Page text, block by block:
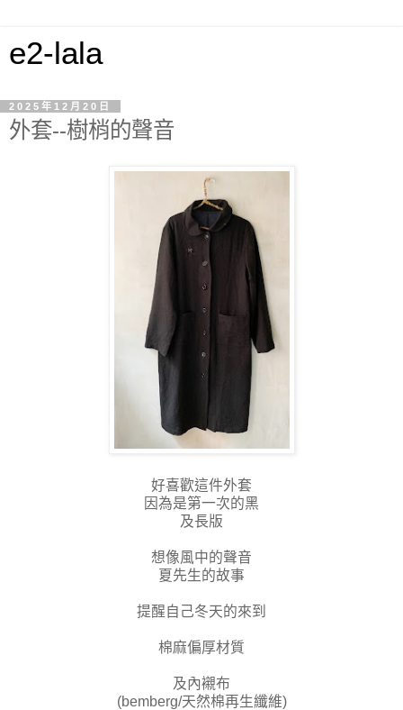
e2-lala
2025年12月20日
外套--樹梢的聲音
好喜歡這件外套
因為是第一次的黑
及長版
想像風中的聲音
夏先生的故事
提醒自己冬天的來到
棉麻偏厚材質
及內襯布
(bemberg/天然棉再生纖維)